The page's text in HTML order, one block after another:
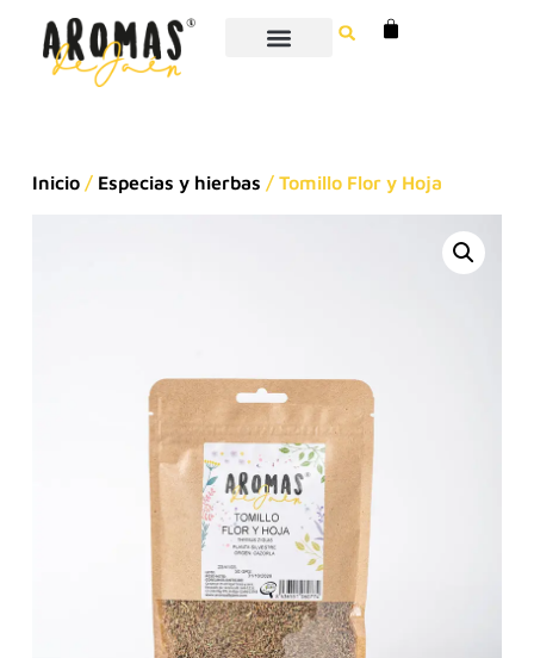
Inicio/ Especias y hierbas / Tomillo Flor y Hoja